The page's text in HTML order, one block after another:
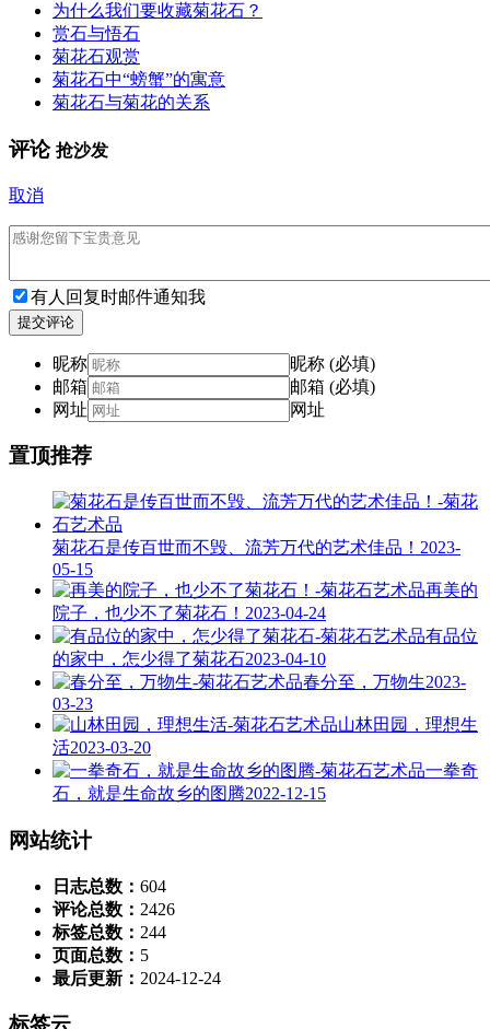
为什么我们要收藏菊花石？
赏石与悟石
菊花石观赏
菊花石中“螃蟹”的寓意
菊花石与菊花的关系
评论 抢沙发
取消
有人回复时邮件通知我
提交评论
昵称
昵称 (必填)
邮箱
邮箱 (必填)
网址
网址
置顶推荐
菊花石是传百世而不毁、流芳万代的艺术佳品！ 2023-
05-15
再美的
院子，也少不了菊花石！ 2023-04-24
有品位
的家中，怎少得了菊花石2023-04-10
春分至，万物生2023-
03-23
山林田园，理想生
活2023-03-20
一拳奇
石，就是生命故乡的图腾2022-12-15
网站统计
日志总数： 604
评论总数： 2426
标签总数： 244
页面总数： 5
最后更新： 2024-12-24
标签云